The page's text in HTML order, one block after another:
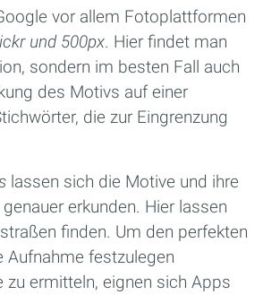
vor allem Fotoplattformen
und 500px. Hier findet man
sondern im besten Fall auch
des Motivs auf einer
die zur Eingrenzung
lassen sich die Motive und ihre
erkunden. Hier lassen
finden. Um den perfekten
Aufnahme festzulegen
zu ermitteln, eignen sich Apps